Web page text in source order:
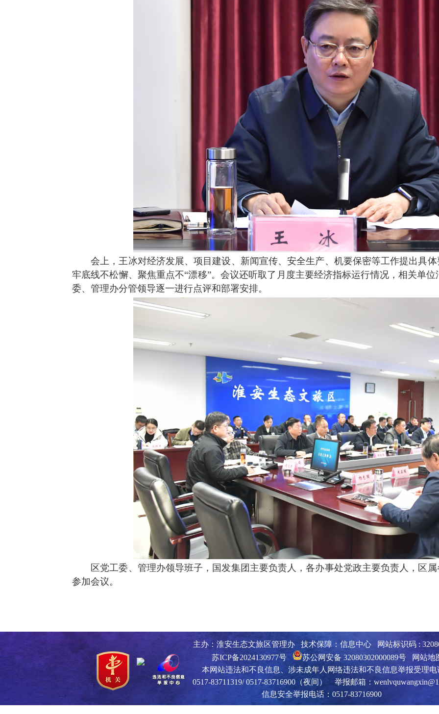
会上，王冰对经济发展、项目建设、新闻宣传、安全生产、机要保密等工作提出具体
牢底线不松懈、聚焦重点不“漂移”。会议还听取了月度主要经济指标运行情况，相关单
委、管理办分管领导逐一进行点评和部署安排。
区党工委、管理办领导班子，国发集团主要负责人，各办事处党政主要负责人，区属
参加会议。
主办：淮安生态文旅区管理办 技术保障：信息中心 网站标识码 :
苏ICP备2024130977号
苏公网安备 32080302000089号
网站地
本网站违法和不良信息、涉未成年人网络违法和不良信息举报受理电
0517-83711319/ 0517-83716900（夜间） 举报邮箱：
信息安全举报电话：0517-83716900